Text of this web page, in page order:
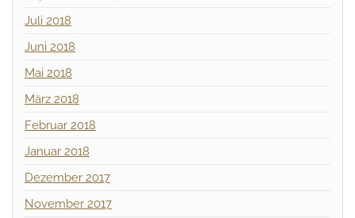
Juli 2018
Juni 2018
Mai 2018
März 2018
Februar 2018
Januar 2018
Dezember 2017
November 2017